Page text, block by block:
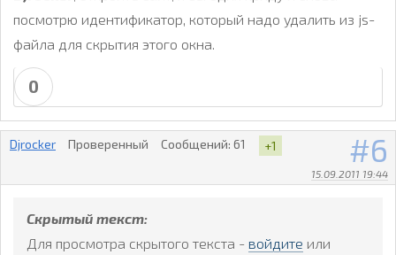
посмотрю идентификатор, который надо удалить из js-
файла для скрытия этого окна.
0
6
15.09.2011 19:44
Djrocker Проверенный Сообщений: 61 +1
Скрытый текст:
Для просмотра скрытого текста - войдите или